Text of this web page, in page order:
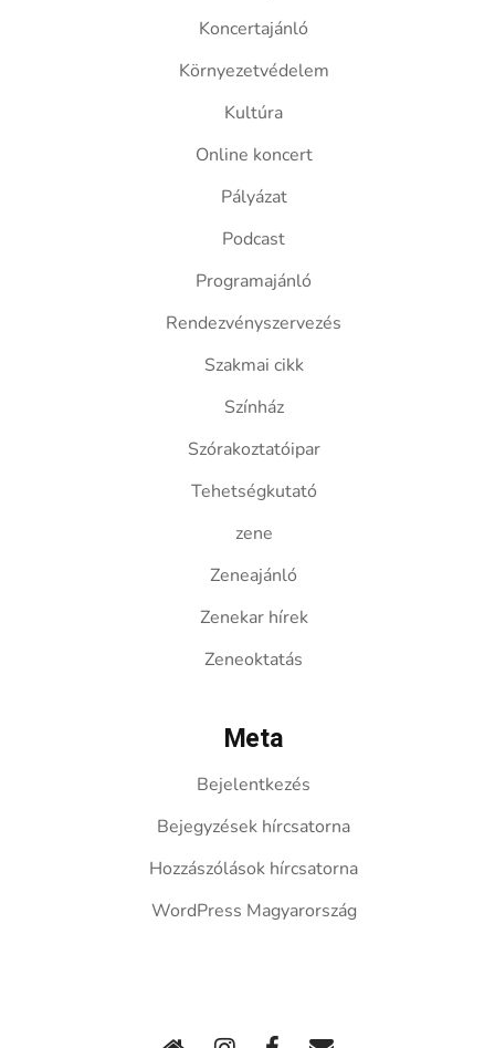
Koncertajánló
Környezetvédelem
Kultúra
Online koncert
Pályázat
Podcast
Programajánló
Rendezvényszervezés
Szakmai cikk
Színház
Szórakoztatóipar
Tehetségkutató
zene
Zeneajánló
Zenekar hírek
Zeneoktatás
Meta
Bejelentkezés
Bejegyzések hírcsatorna
Hozzászólások hírcsatorna
WordPress Magyarország